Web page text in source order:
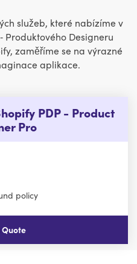
služeb, které nabízíme v
Produktového Designeru
zaměříme se na výrazné
aplikace.
PDP - Product
Pro
policy